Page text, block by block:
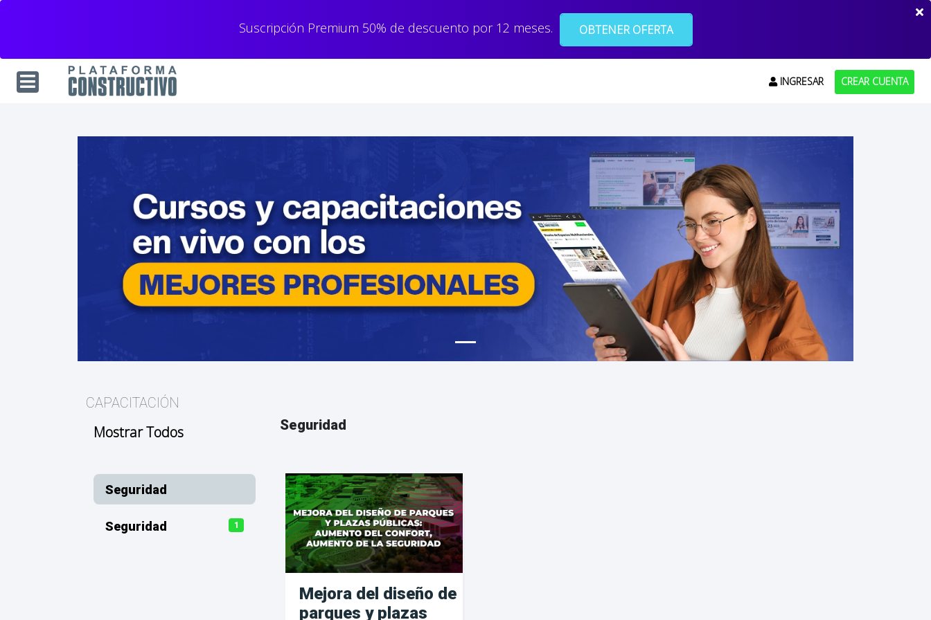
Suscripción Premium 50% de descuento por 12 meses. OBTENER OFERTA
INGRESAR CREAR CUENTA
CAPACITACIÓN
Mostrar Todos
Seguridad
Seguridad 1
Seguridad
Mejora del diseño de
parques y plazas